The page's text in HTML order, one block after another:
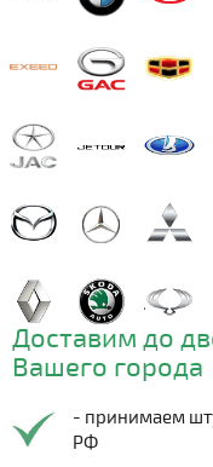
Доставим до
Вашего города
- принимаем
РФ